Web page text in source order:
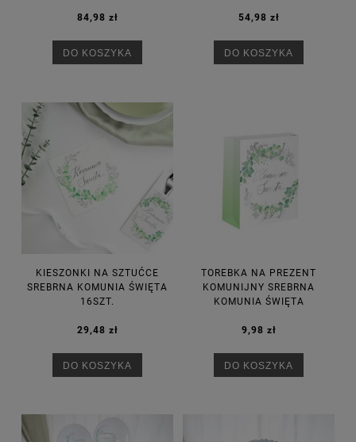
84,98 zł
DO KOSZYKA
54,98 zł
DO KOSZYKA
KIESZONKI NA SZTUĆCE
SREBRNA KOMUNIA ŚWIĘTA
16SZT.
29,48 zł
DO KOSZYKA
TOREBKA NA PREZENT
KOMUNIJNY SREBRNA
KOMUNIA ŚWIĘTA
9,98 zł
DO KOSZYKA